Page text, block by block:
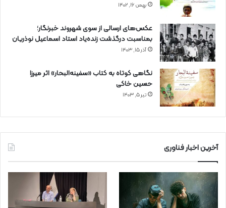
بهمن ۱۶, ۱۴۰۲
عکس‌های ارسالی از سوی شهروند خبرنگار؛
بمناسبت درگذشت زنده‌یاد استاد اسماعیل نوذریان
آذر ۱۵, ۱۴۰۳
نگاهی کوتاه به کتاب «سفینه‌البحار» اثر میرزا
حسین خاکی
تیر ۵, ۱۴۰۳
آخرین اخبار فناوری